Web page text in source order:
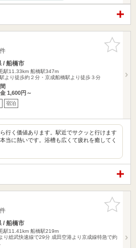
お気に入
りに追加
/ 船橋市
駅11.33km 船橋駅347m
より徒歩約２分・京成船橋駅より徒歩３分
1,600円～
宿泊
行く価値あります。駅近でサクッと行けます
当に熱いです。浴槽も広くて疲れを癒してく
お気に入
りに追加
/ 船橋市
駅11.41km 船橋駅219m
り総武快速線で29分 成田空港より京成線特急で約